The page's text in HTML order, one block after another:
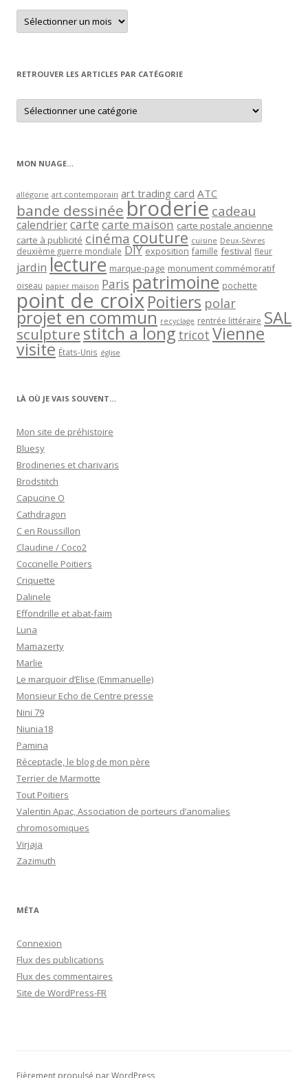
Retrouver
un
article
RETROUVER LES ARTICLES PAR CATÉGORIE
Retrouver
les
articles
MON NUAGE…
allégorie art contemporain art trading card ATC
bande dessinée broderie cadeau
calendriercartecarte maison carte postale ancienne
carte à publicité cinéma couture cuisine Deux-Sèvres
deuxième guerre mondiale DIY exposition famille festival fleur
jardin lecture marque-page monument commémoratif
oiseau papier maison Paris patrimoine pochette
point de croixPoitiers polar
projet en commun recyclage rentrée littéraire SAL
sculpturestitch a long tricot Vienne
visite États-Unis église
LÀ OÙ JE VAIS SOUVENT…
Mon site de préhistoire
Bluesy
Brodineries et charivaris
Brodstitch
Capucine O
Cathdragon
C en Roussillon
Claudine / Coco2
Coccinelle Poitiers
Criquette
Dalinele
Effondrille et abat-faim
Luna
Mamazerty
Marlie
Le marquoir d’Elise (Emmanuelle)
Monsieur Echo de Centre presse
Nini 79
Niunia18
Pamina
Réceptacle, le blog de mon père
Terrier de Marmotte
Tout Poitiers
Valentin Apac, Association de porteurs d’anomalies
chromosomiques
Virjaja
Zazimuth
MÉTA
Connexion
Flux des publications
Flux des commentaires
Site de WordPress-FR
Fièrement propulsé par WordPress